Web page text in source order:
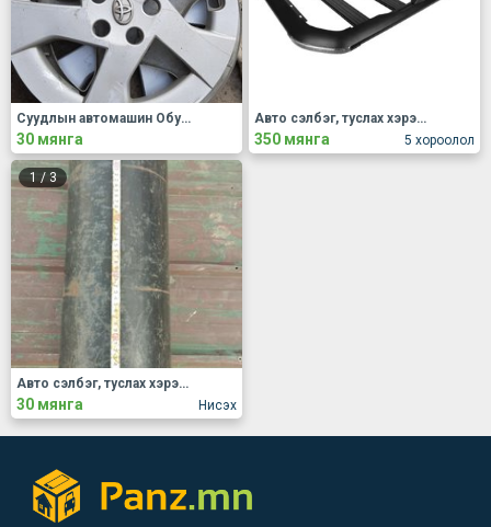
Суудлын автомашин Обуд, дугуй
30 мянга 5 хороолол
Авто сэлбэг, туслах хэрэгсэл Бусад
350 мянга
1 / 3
Нисэх
Авто сэлбэг, туслах хэрэгсэл Бусад
30 мянга